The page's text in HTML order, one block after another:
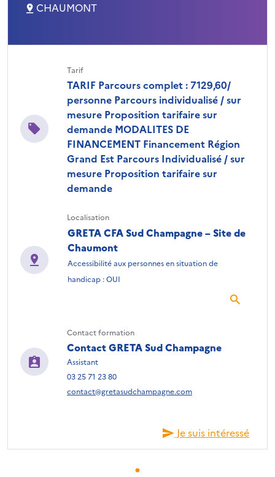
CHAUMONT
Tarif
TARIF Parcours complet : 7129,60/
personne Parcours individualisé / sur
mesure Proposition tarifaire sur
demande MODALITES DE
FINANCEMENT Financement Région
Grand Est Parcours Individualisé / sur
mesure Proposition tarifaire sur
demande
Localisation
GRETA CFA Sud Champagne – Site de
Chaumont
Accessibilité aux personnes en situation de
handicap : OUI
Contact formation
Contact GRETA Sud Champagne
Assistant
03 25 71 23 80
contact@gretasudchampagne.com
Je suis intéressé